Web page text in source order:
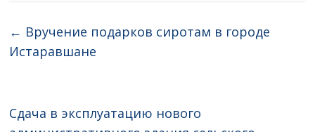
← Вручение подарков сиротам в городе
Истаравшане
Сдача в эксплуатацию нового